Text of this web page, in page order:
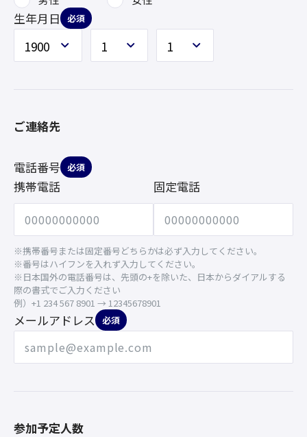
生年月日 必須
ご連絡先
電話番号 必須
携帯電話 固定電話
※携帯番号または固定番号どちらかは必ず入力してください。
※番号はハイフンを入れず入力してください。
※日本国外の電話番号は、先頭の+を除いた、日本からダイアルする
際の書式でご入力ください
例）+1 234 567 8901 → 12345678901
メールアドレス 必須
参加予定人数